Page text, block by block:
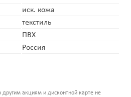
иск. кожа
текстиль
ПВХ
Россия
акциям и дисконтной карте не